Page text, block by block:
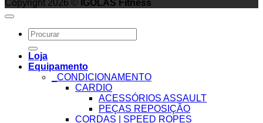
Copyright 2026 © IGOLAS Fitness
Search
for:
Loja
Equipamento
_CONDICIONAMENTO
CARDIO
ACESSÓRIOS ASSAULT
PEÇAS REPOSIÇÃO
CORDAS | SPEED ROPES